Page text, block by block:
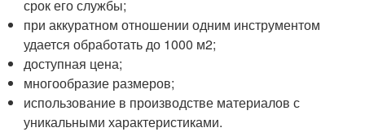
срок его службы;
при аккуратном отношении одним инструментом
удается обработать до 1000 м2;
доступная цена;
многообразие размеров;
использование в производстве материалов с
уникальными характеристиками.